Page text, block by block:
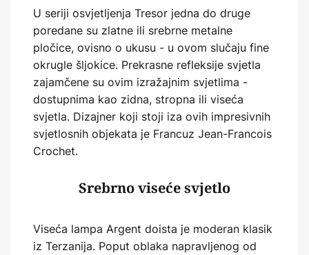
U seriji osvjetljenja Tresor jedna do druge
poredane su zlatne ili srebrne metalne
pločice, ovisno o ukusu - u ovom slučaju fine
okrugle šljokice. Prekrasne refleksije svjetla
zajamčene su ovim izražajnim svjetlima -
dostupnima kao zidna, stropna ili viseća
svjetla. Dizajner koji stoji iza ovih impresivnih
svjetlosnih objekata je Francuz Jean-Francois
Crochet.
Srebrno viseće svjetlo
Viseća lampa Argent doista je moderan klasik
iz Terzanija. Poput oblaka napravljenog od